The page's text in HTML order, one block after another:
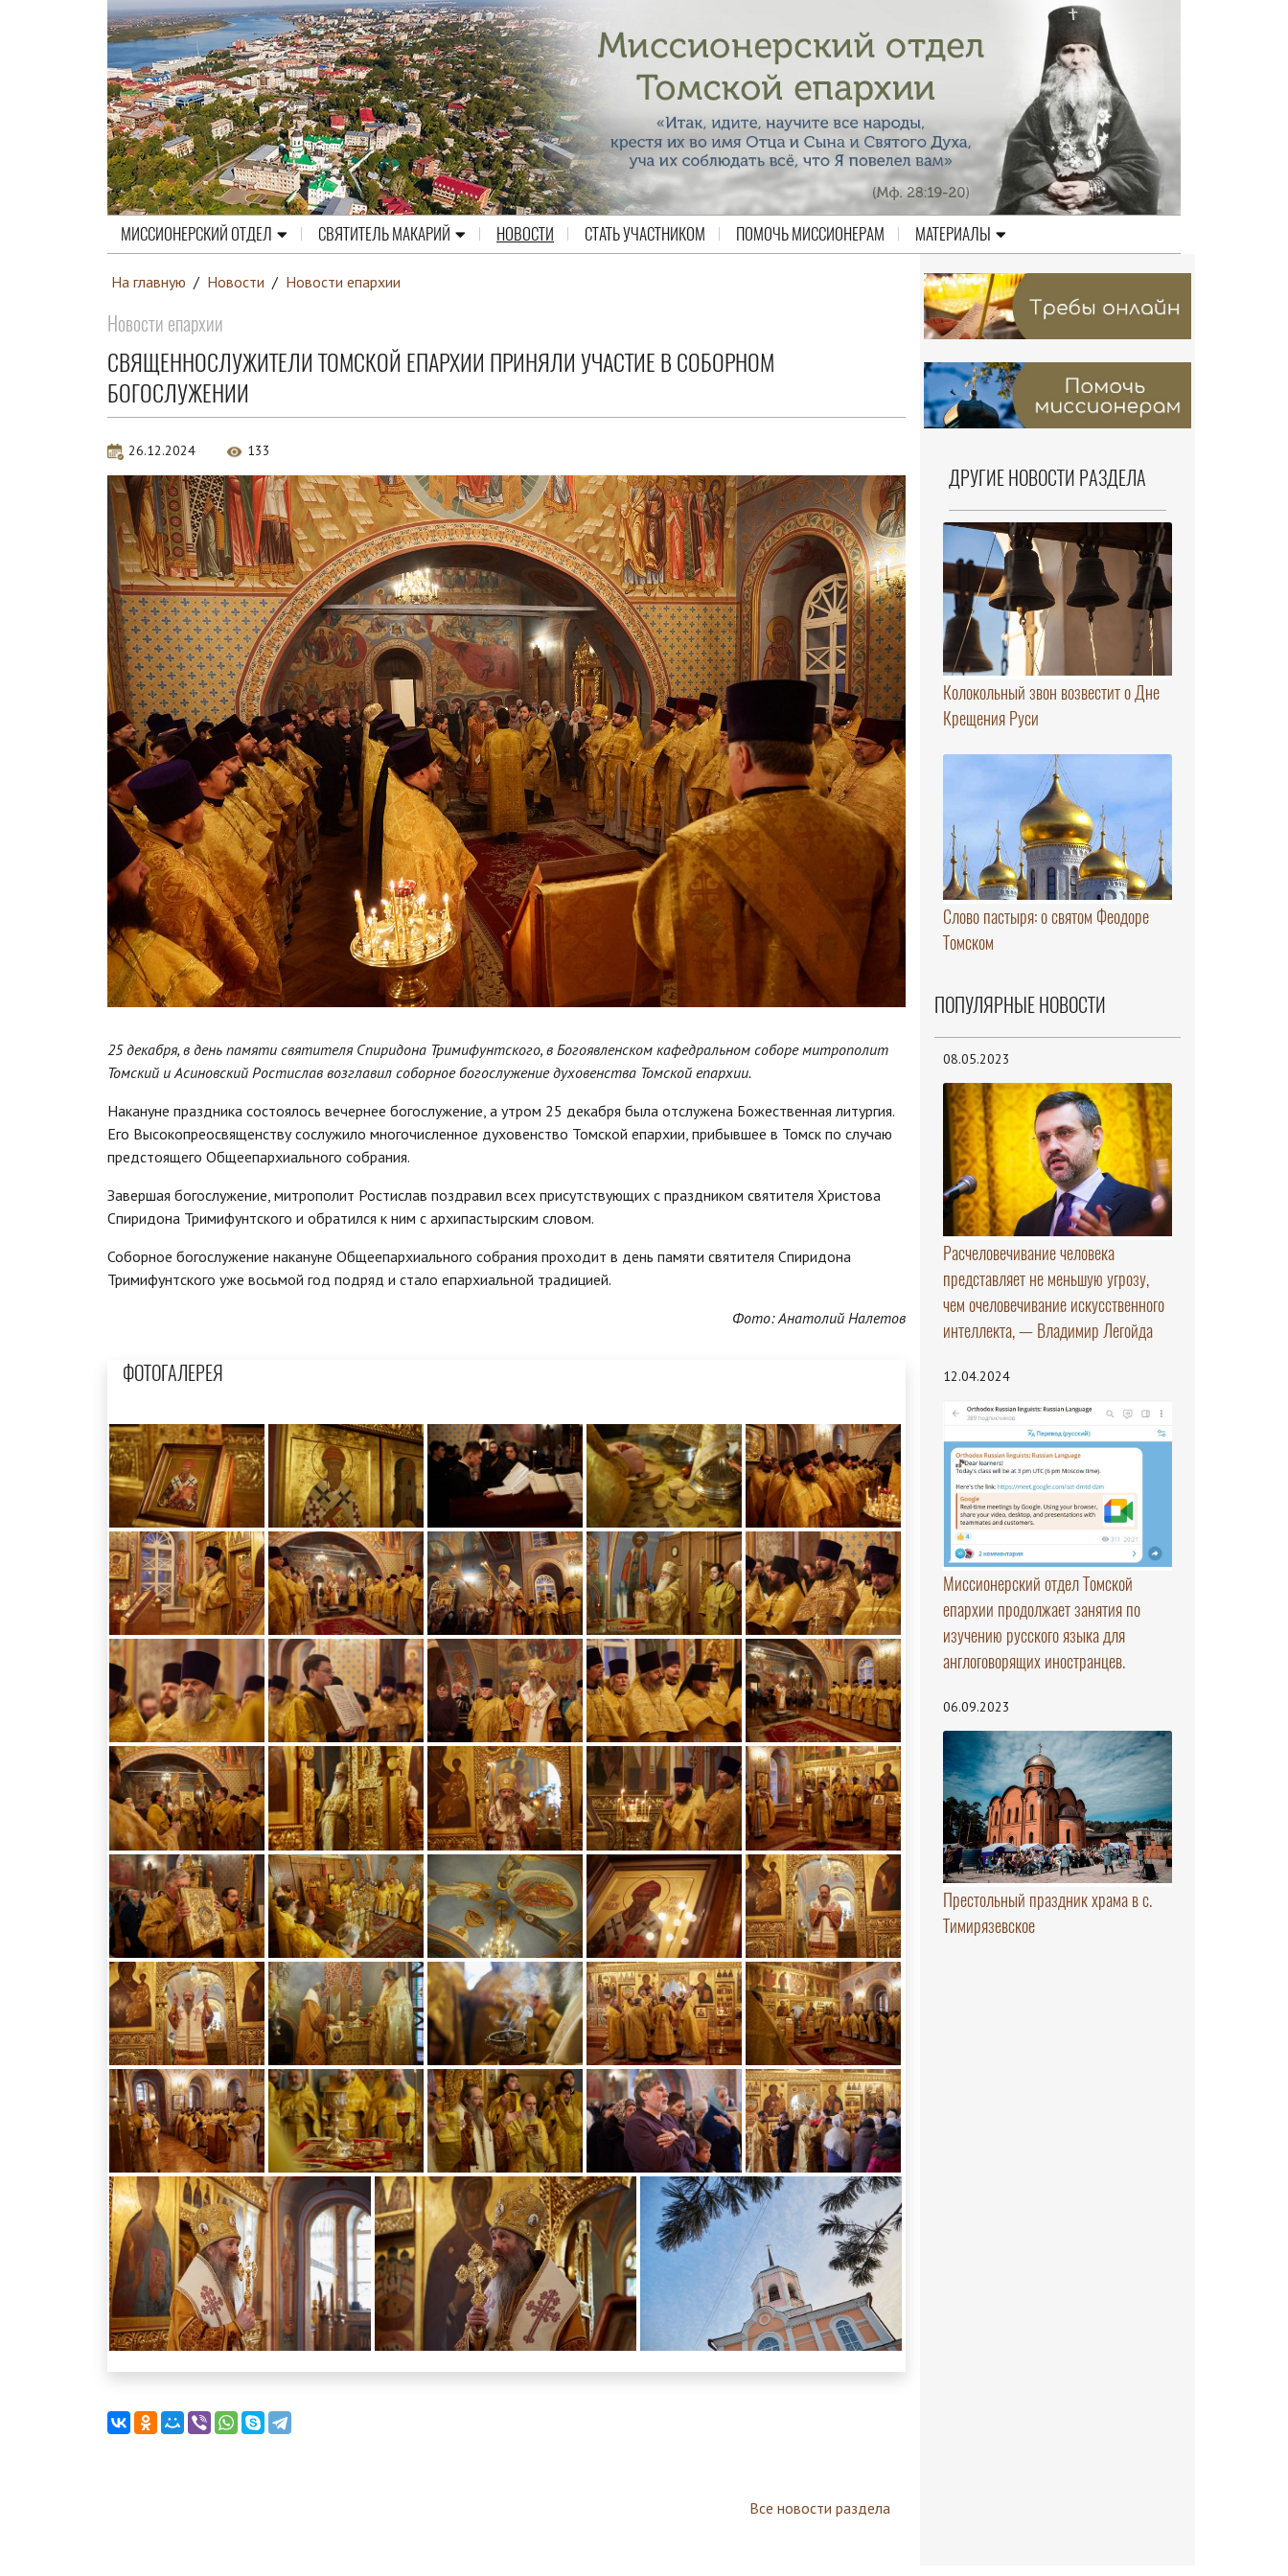
МИССИОНЕРСКИЙ ОТДЕЛ СВЯТИТЕЛЬ МАКАРИЙ НОВОСТИ СТАТЬ УЧАСТНИКОМ ПОМОЧЬ МИССИОНЕРАМ МАТЕРИАЛЫ
На главную / Новости / Новости епархии
Новости епархии
СВЯЩЕННОСЛУЖИТЕЛИ ТОМСКОЙ ЕПАРХИИ ПРИНЯЛИ УЧАСТИЕ В СОБОРНОМ
БОГОСЛУЖЕНИИ
26.12.2024 133
25 декабря, в день памяти святителя Спиридона Тримифунтского, в Богоявленском кафедральном соборе митрополит
Томский и Асиновский Ростислав возглавил соборное богослужение духовенства Томской епархии.
Накануне праздника состоялось вечернее богослужение, а утром 25 декабря была отслужена Божественная литургия.
Его Высокопреосвященству сослужило многочисленное духовенство Томской епархии, прибывшее в Томск по случаю
предстоящего Общеепархиального собрания.
Завершая богослужение, митрополит Ростислав поздравил всех присутствующих с праздником святителя Христова
Спиридона Тримифунтского и обратился к ним с архипастырским словом.
Соборное богослужение накануне Общеепархиального собрания проходит в день памяти святителя Спиридона
Тримифунтского уже восьмой год подряд и стало епархиальной традицией.
Фото: Анатолий Налетов
ФОТОГАЛЕРЕЯ
Все новости раздела
ДРУГИЕ НОВОСТИ РАЗДЕЛА
Колокольный звон возвестит о Дне
Крещения Руси
Слово пастыря: о святом Феодоре
Томском
ПОПУЛЯРНЫЕ НОВОСТИ
08.05.2023
Расчеловечивание человека
представляет не меньшую угрозу,
чем очеловечивание искусственного
интеллекта, — Владимир Легойда
12.04.2024
Миссионерский отдел Томской
епархии продолжает занятия по
изучению русского языка для
англоговорящих иностранцев.
06.09.2023
Престольный праздник храма в с.
Тимирязевское